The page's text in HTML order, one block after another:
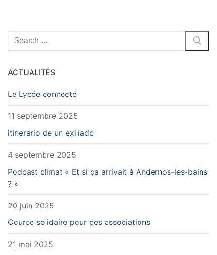
Rechercher
:
ACTUALITÉS
Le Lycée connecté
11 septembre 2025
itinerario de un exiliado
4 septembre 2025
Podcast climat « Et si ça arrivait à Andernos-les-bains
? »
20 juin 2025
Course solidaire pour des associations
21 mai 2025